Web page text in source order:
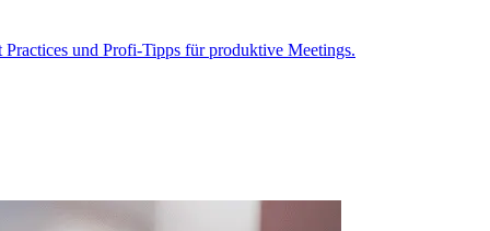
und Profi-Tipps für produktive Meetings.